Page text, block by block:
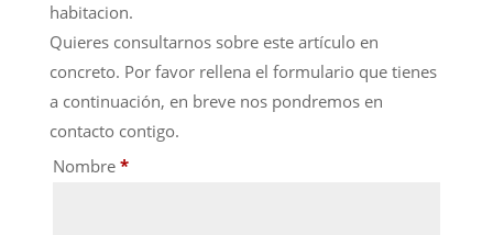
habitacion.
Quieres consultarnos sobre este artículo en
concreto. Por favor rellena el formulario que tienes
a continuación, en breve nos pondremos en
contacto contigo.
Nombre *